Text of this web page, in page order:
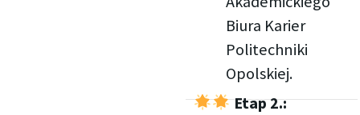
Biura Karier
Politechniki
Opolskiej.
Etap 2.: